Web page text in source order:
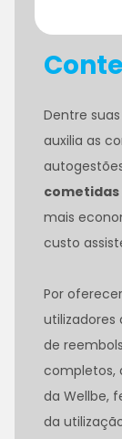
Dentre
auxilia as
cometidas
mais
custo
Por
utilizadores
de
completos,
da Wellbe,
da